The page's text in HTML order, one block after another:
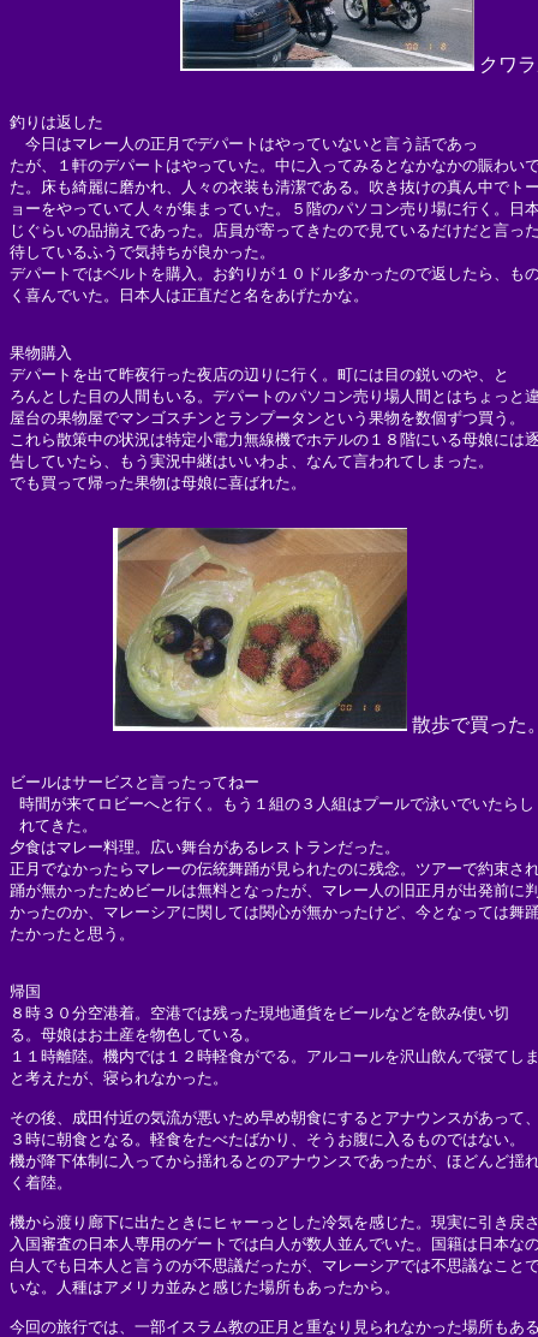
クワラ
釣りは返した
今日はマレー人の正月でデパートはやっていないと言う話であっ
たが、１軒のデパートはやっていた。中に入ってみるとなかなかの賑わい
た。床も綺麗に磨かれ、人々の衣装も清潔である。吹き抜けの真ん中でト
ョーをやっていて人々が集まっていた。５階のパソコン売り場に行く。日
じぐらいの品揃えであった。店員が寄ってきたので見ているだけだと言っ
待しているふうで気持ちが良かった。
デパートではベルトを購入。お釣りが１０ドル多かったので返したら、も
く喜んでいた。日本人は正直だと名をあげたかな。
果物購入
デパートを出て昨夜行った夜店の辺りに行く。町には目の鋭いのや、と
ろんとした目の人間もいる。デパートのパソコン売り場人間とはちょっと
屋台の果物屋でマンゴスチンとランプータンという果物を数個ずつ買う。
これら散策中の状況は特定小電力無線機でホテルの１８階にいる母娘には
告していたら、もう実況中継はいいわよ、なんて言われてしまった。
でも買って帰った果物は母娘に喜ばれた。
散歩で買った
ビールはサービスと言ったってねー
時間が来てロビーへと行く。もう１組の３人組はプールで泳いでいたらし
れてきた。
夕食はマレー料理。広い舞台があるレストランだった。
正月でなかったらマレーの伝統舞踊が見られたのに残念。ツアーで約束さ
踊が無かったためビールは無料となったが、マレー人の旧正月が出発前に
かったのか、マレーシアに関しては関心が無かったけど、今となっては舞
たかったと思う。
帰国
８時３０分空港着。空港では残った現地通貨をビールなどを飲み使い切
る。母娘はお土産を物色している。
１１時離陸。機内では１２時軽食がでる。アルコールを沢山飲んで寝てし
と考えたが、寝られなかった。
その後、成田付近の気流が悪いため早め朝食にするとアナウンスがあって
３時に朝食となる。軽食をたべたばかり、そうお腹に入るものではない。
機が降下体制に入ってから揺れるとのアナウンスであったが、ほどんど揺
く着陸。
機から渡り廊下に出たときにヒャーっとした冷気を感じた。現実に引き戻
入国審査の日本人専用のゲートでは白人が数人並んでいた。国籍は日本な
白人でも日本人と言うのが不思議だったが、マレーシアでは不思議なこと
いな。人種はアメリカ並みと感じた場所もあったから。
今回の旅行では、一部イスラム教の正月と重なり見られなかった場所もあ